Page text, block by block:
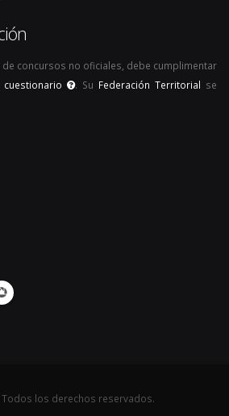
concursos no oficiales, debe cumplimentar
cuestionario . Su Federación Territorial se
los derechos reservados.